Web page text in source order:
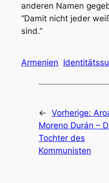
anderen Namen
“Damit nicht jeder
sind.”
Armenien
← Vorherige:
Moreno Durán –
Tochter des
Kommunisten